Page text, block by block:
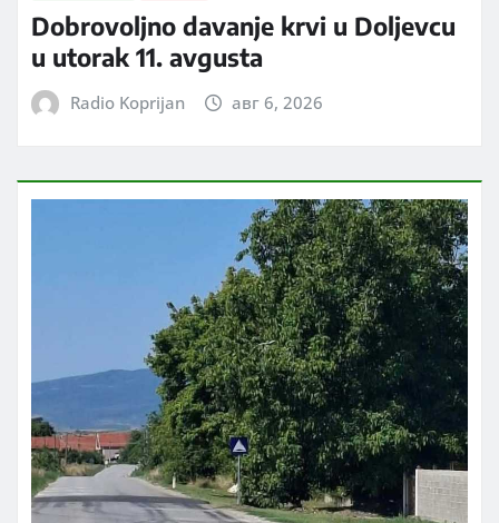
Dobrovoljno davanje krvi u Doljevcu
u utorak 11. avgusta
Radio Koprijan авг 6, 2026